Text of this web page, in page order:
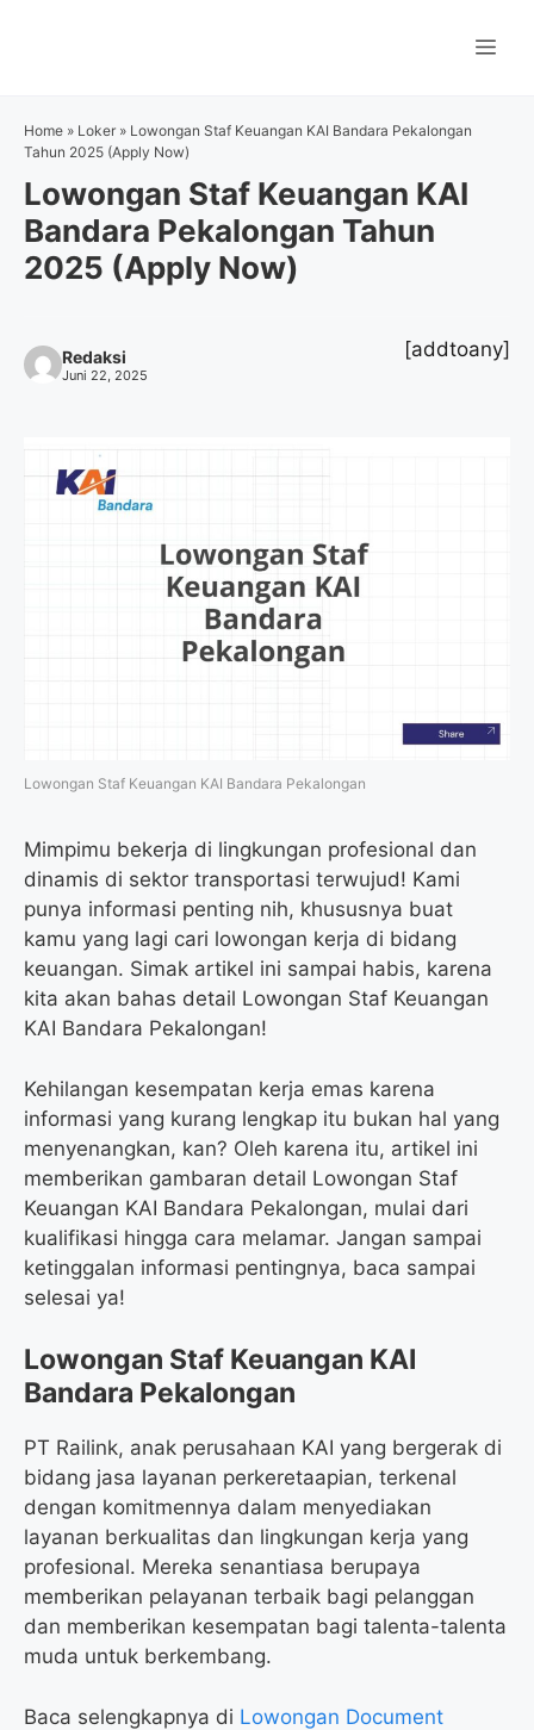
Home » Loker » Lowongan Staf Keuangan KAI Bandara Pekalongan
Tahun 2025 (Apply Now)
Lowongan Staf Keuangan KAI
Bandara Pekalongan Tahun
2025 (Apply Now)
Redaksi
Juni 22, 2025
[addtoany]
Lowongan Staf Keuangan KAI Bandara Pekalongan
Mimpimu bekerja di lingkungan profesional dan
dinamis di sektor transportasi terwujud! Kami
punya informasi penting nih, khususnya buat
kamu yang lagi cari lowongan kerja di bidang
keuangan. Simak artikel ini sampai habis, karena
kita akan bahas detail Lowongan Staf Keuangan
KAI Bandara Pekalongan!
Kehilangan kesempatan kerja emas karena
informasi yang kurang lengkap itu bukan hal yang
menyenangkan, kan? Oleh karena itu, artikel ini
memberikan gambaran detail Lowongan Staf
Keuangan KAI Bandara Pekalongan, mulai dari
kualifikasi hingga cara melamar. Jangan sampai
ketinggalan informasi pentingnya, baca sampai
selesai ya!
Lowongan Staf Keuangan KAI
Bandara Pekalongan
PT Railink, anak perusahaan KAI yang bergerak di
bidang jasa layanan perkeretaapian, terkenal
dengan komitmennya dalam menyediakan
layanan berkualitas dan lingkungan kerja yang
profesional. Mereka senantiasa berupaya
memberikan pelayanan terbaik bagi pelanggan
dan memberikan kesempatan bagi talenta-talenta
muda untuk berkembang.
Baca selengkapnya di Lowongan Document